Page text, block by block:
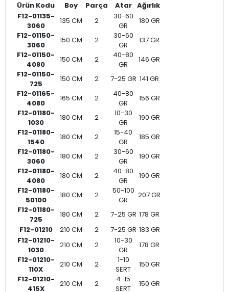
Ürün Kodu
Boy Parça Atar Ağırlık
F12-01135-
3060
135 CM 2
30-60
GR
180 GR
F12-01150-
3060
150 CM 2
30-60
GR
137 GR
F12-01150-
4080
150 CM 2
40-80
GR
146 GR
F12-01150-
725
150 CM 2 7-25 GR 141 GR
F12-01165-
4080
165 CM 2
40-80
GR
156 GR
F12-01180-
1030
180 CM 2
10-30
GR
190 GR
F12-01180-
1540
180 CM 2
15-40
GR
185 GR
F12-01180-
3060
180 CM 2
30-60
GR
190 GR
F12-01180-
4080
180 CM 2
40-80
GR
190 GR
F12-01180-
50100
180 CM 2
50-100
GR
207 GR
F12-01180-
725
180 CM 2 7-25 GR 178 GR
F12-01210
210 CM 2 7-25 GR 183 GR
F12-01210-
1030
210 CM 2
10-30
GR
178 GR
F12-01210-
110X
210 CM 2
1-10
SERT
150 GR
F12-01210-
415X
210 CM 2
4-15
SERT
150 GR